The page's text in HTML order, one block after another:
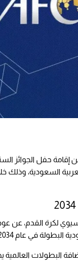
إقامة حفل الجوائز
عام 2025، في المملكة العربية
لكرة القدم، عن
عام 2034، وفقًا للعربية.
البطولات